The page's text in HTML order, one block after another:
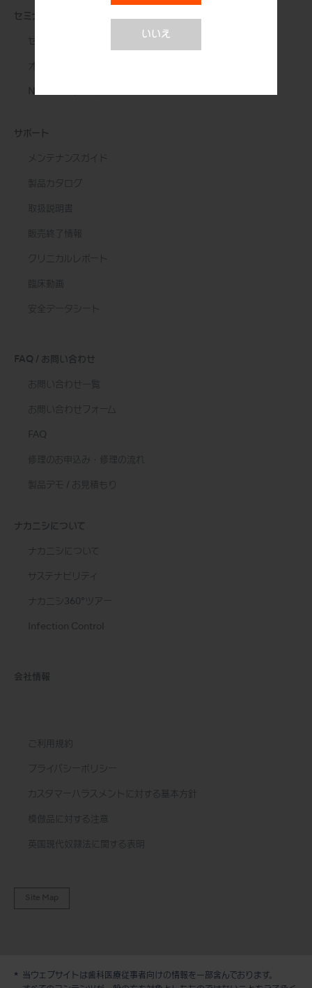
いいえ
セミナー
セミナー
オンラインプライベートセミナー
NSK ビデオセミナー
サポート
メンテナンスガイド
製品カタログ
取扱説明書
販売終了情報
クリニカルレポート
臨床動画
安全データシート
FAQ / お問い合わせ
お問い合わせ一覧
お問い合わせフォーム
FAQ
修理のお申込み・修理の流れ
製品デモ / お見積もり
ナカニシについて
ナカニシについて
サステナビリティ
ナカニシ360°ツアー
Infection Control
会社情報
ご利用規約
プライバシーポリシー
カスタマーハラスメントに対する基本方針
模倣品に対する注意
英国現代奴隷法に関する表明
Site Map
当ウェブサイトは歯科医療従事者向けの情報を一部含んでおります。